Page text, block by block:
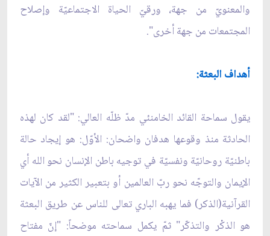
والمعنويّ من جهة، ورقيّ الحياة الاجتماعيّة وإصلاح
المجتمعات من جهة أخرى".
أهداف البعثة:
يقول سماحة القائد الخامنئي مدّ ظلّه العالي: "لقد كان لهذه
الحادثة منذ وقوعها هدفان واضحان: الأوّل: هو إيجاد حالة
باطنيّة روحانيّة ونفسيّة في توجيه باطن الإنسان نحو الله أي
الإيمان والتوجّه نحو ربّ العالمين أو بتعبير الكثير من الآيات
القرآنية(الذكر) فما يهبه الباري تعالى للناس عن طريق البعثة
هو الذكْر والتذكّر" ثمّ يكمل سماحته موضحاً: "إنّ مفتاح